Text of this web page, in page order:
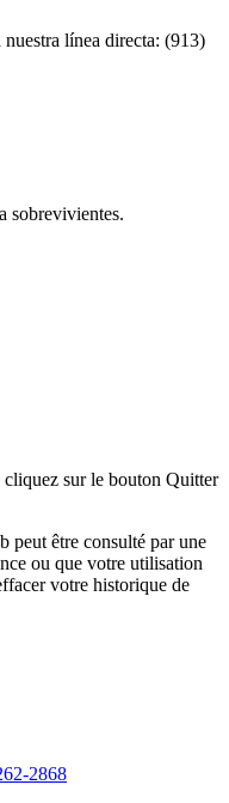
nuestra línea directa: (913)
sobrevivientes.
sur le bouton Quitter
peut être consulté par une
ou que votre utilisation
votre historique de
2868